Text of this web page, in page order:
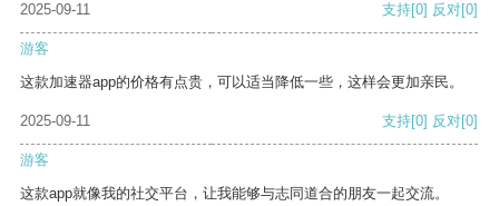
2025-09-11 支持[0] 反对[0]
游客
这款加速器app的价格有点贵，可以适当降低一些，这样会更加亲民。
2025-09-11 支持[0] 反对[0]
游客
这款app就像我的社交平台，让我能够与志同道合的朋友一起交流。